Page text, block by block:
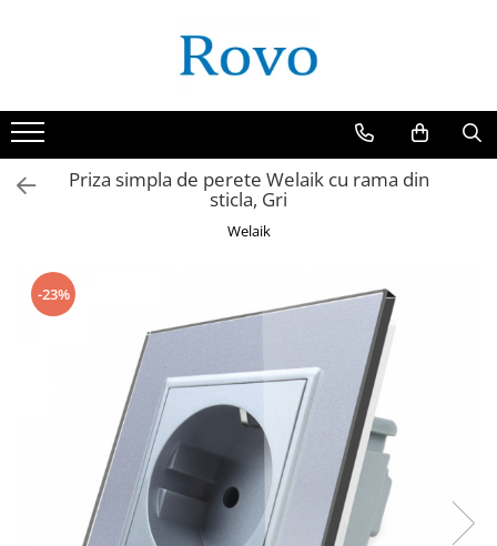
Priza simpla de perete Welaik cu rama din
sticla, Gri
Welaik
-23%